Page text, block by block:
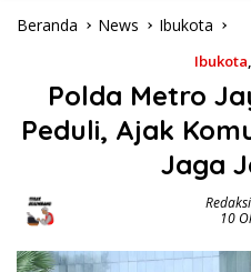
Beranda News Ibukota
Ibukota,
Polda Metro
Peduli, Ajak
Jaga
10